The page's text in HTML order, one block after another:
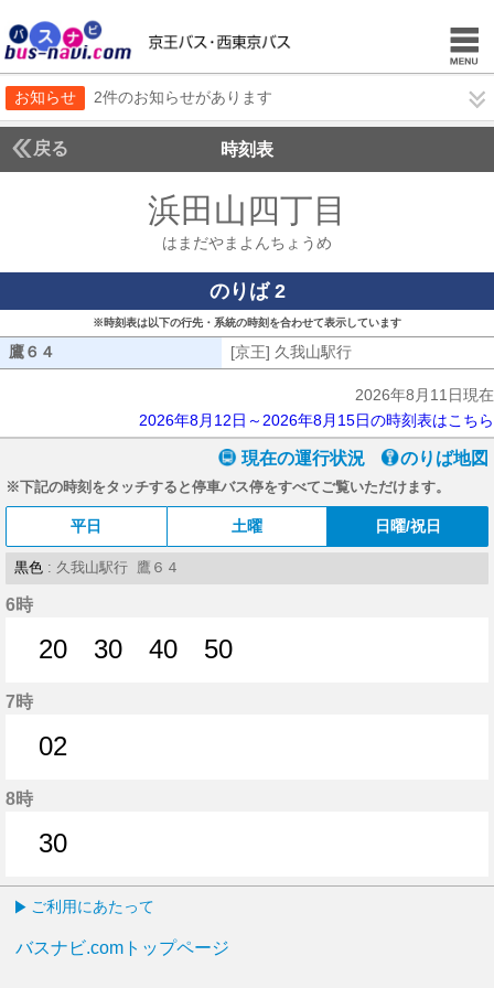
お知らせ 2件のお知らせがあります
戻る 時刻表
浜田山四丁目
はまだやまよんちょうめ
のりば 2
※時刻表は以下の行先・系統の時刻を合わせて表示しています
鷹６４ [京王] 久我山駅行
2026年8月11日現在
2026年8月12日～2026年8月15日の時刻表はこちら
現在の運行状況 のりば地図
※下記の時刻をタッチすると停車バス停をすべてご覧いただけます。
平日 土曜 日曜/祝日
黒色 : 久我山駅行 鷹６４
6時
20
30
40
50
7時
02
8時
30
ご利用にあたって
バスナビ.comトップページ